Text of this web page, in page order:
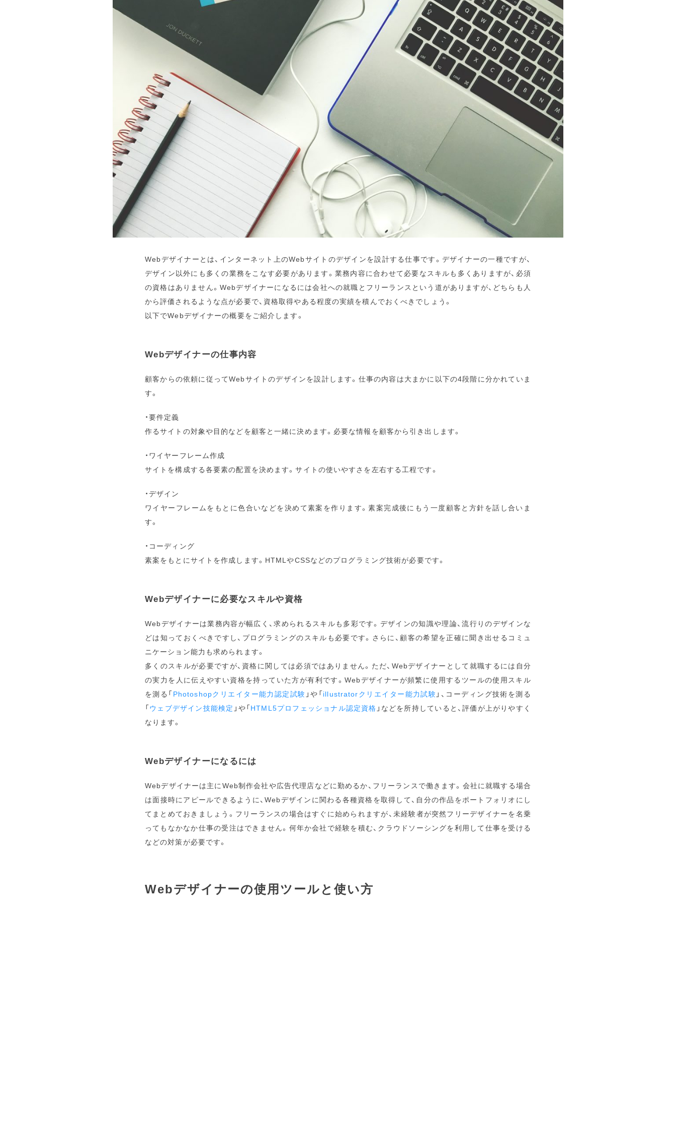
Webデザイナーとは、インターネット上のWebサイトのデザインを設計する仕事です。デザイナーの一種ですが、
デザイン以外にも多くの業務をこなす必要があります。業務内容に合わせて必要なスキルも多くありますが、必須
の資格はありません。Webデザイナーになるには会社への就職とフリーランスという道がありますが、どちらも人
から評価されるような点が必要で、資格取得やある程度の実績を積んでおくべきでしょう。
以下でWebデザイナーの概要をご紹介します。
Webデザイナーの仕事内容
顧客からの依頼に従ってWebサイトのデザインを設計します。仕事の内容は大まかに以下の4段階に分かれていま
す。
・要件定義
作るサイトの対象や目的などを顧客と一緒に決めます。必要な情報を顧客から引き出します。
・ワイヤーフレーム作成
サイトを構成する各要素の配置を決めます。サイトの使いやすさを左右する工程です。
・デザイン
ワイヤーフレームをもとに色合いなどを決めて素案を作ります。素案完成後にもう一度顧客と方針を話し合いま
す。
・コーディング
素案をもとにサイトを作成します。HTMLやCSSなどのプログラミング技術が必要です。
Webデザイナーに必要なスキルや資格
Webデザイナーは業務内容が幅広く、求められるスキルも多彩です。デザインの知識や理論、流行りのデザインな
どは知っておくべきですし、プログラミングのスキルも必要です。さらに、顧客の希望を正確に聞き出せるコミュ
ニケーション能力も求められます。
多くのスキルが必要ですが、資格に関しては必須ではありません。ただ、Webデザイナーとして就職するには自分
の実力を人に伝えやすい資格を持っていた方が有利です。Webデザイナーが頻繁に使用するツールの使用スキル
を測る「Photoshopクリエイター能力認定試験 」や「illustratorクリエイター能力試験 」、コーディング技術を測る
「ウェブデザイン技能検定 」や「HTML5プロフェッショナル認定資格 」などを所持していると、評価が上がりやすく
なります。
Webデザイナーになるには
Webデザイナーは主にWeb制作会社や広告代理店などに勤めるか、フリーランスで働きます。会社に就職する場合
は面接時にアピールできるように、Webデザインに関わる各種資格を取得して、自分の作品をポートフォリオにし
てまとめておきましょう。フリーランスの場合はすぐに始められますが、未経験者が突然フリーデザイナーを名乗
ってもなかなか仕事の受注はできません。何年か会社で経験を積む、クラウドソーシングを利用して仕事を受ける
などの対策が必要です。
Webデザイナーの使用ツールと使い方